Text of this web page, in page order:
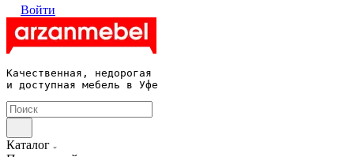
Войти
Качественная, недорогая
и доступная мебель в Уфе
Каталог